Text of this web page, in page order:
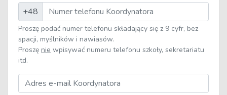
+48
Proszę podać numer telefonu składający się z 9 cyfr, bez
spacji, myślników i nawiasów.
Proszę nie wpisywać numeru telefonu szkoły, sekretariatu
itd.